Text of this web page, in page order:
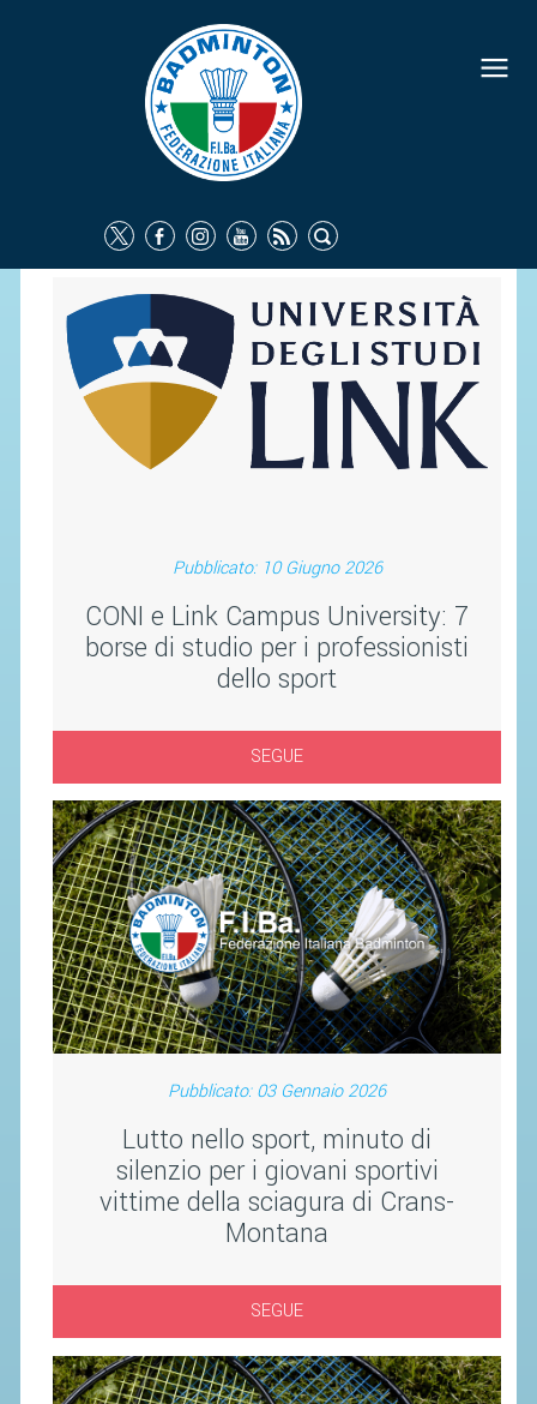
Pubblicato: 10 Giugno 2026
CONI e Link Campus University: 7
borse di studio per i professionisti
dello sport
SEGUE
Pubblicato: 03 Gennaio 2026
Lutto nello sport, minuto di
silenzio per i giovani sportivi
vittime della sciagura di Crans-
Montana
SEGUE
FEDERAZIONE
IDENTITÀ
COMMISSIONI FEDERALI
ORGANI TERRITORIALI
SOCIETÀ SPORTIVE
CARTE FEDERALI
ATTI UFFICIALI
TUTELA DELLA SALUTE -
ANTIDOPING
AVVISI E BANDI
CIRCOLARI
SAFEGUARDING
RICHIESTA PATROCINIO
GIUSTIZIA FEDERALE
REGOLAMENTI
PROVVEDIMENTI
ORGANI DI GIUSTIZIA FEDERALE
STAFF TECNICO
CTF – PALABADMINTON
ATLETI D'INTERESSE NAZIONALE
CENTRI TECNICI TERRITORIALI
COMMISSIONE ATLETI